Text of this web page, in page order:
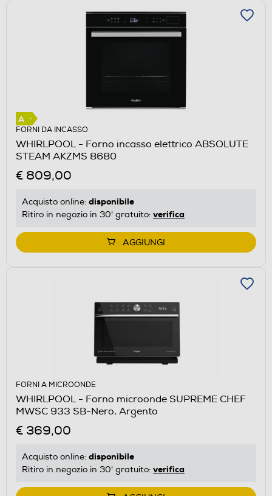
FORNI DA INCASSO
WHIRLPOOL - Forno incasso elettrico ABSOLUTE
STEAM AKZMS 8680
€ 809,00
Acquisto online: disponibile
Ritiro in negozio in 30' gratuito: verifica
AGGIUNGI
FORNI A MICROONDE
WHIRLPOOL - Forno microonde SUPREME CHEF
MWSC 933 SB-Nero, Argento
€ 369,00
Acquisto online: disponibile
Ritiro in negozio in 30' gratuito: verifica